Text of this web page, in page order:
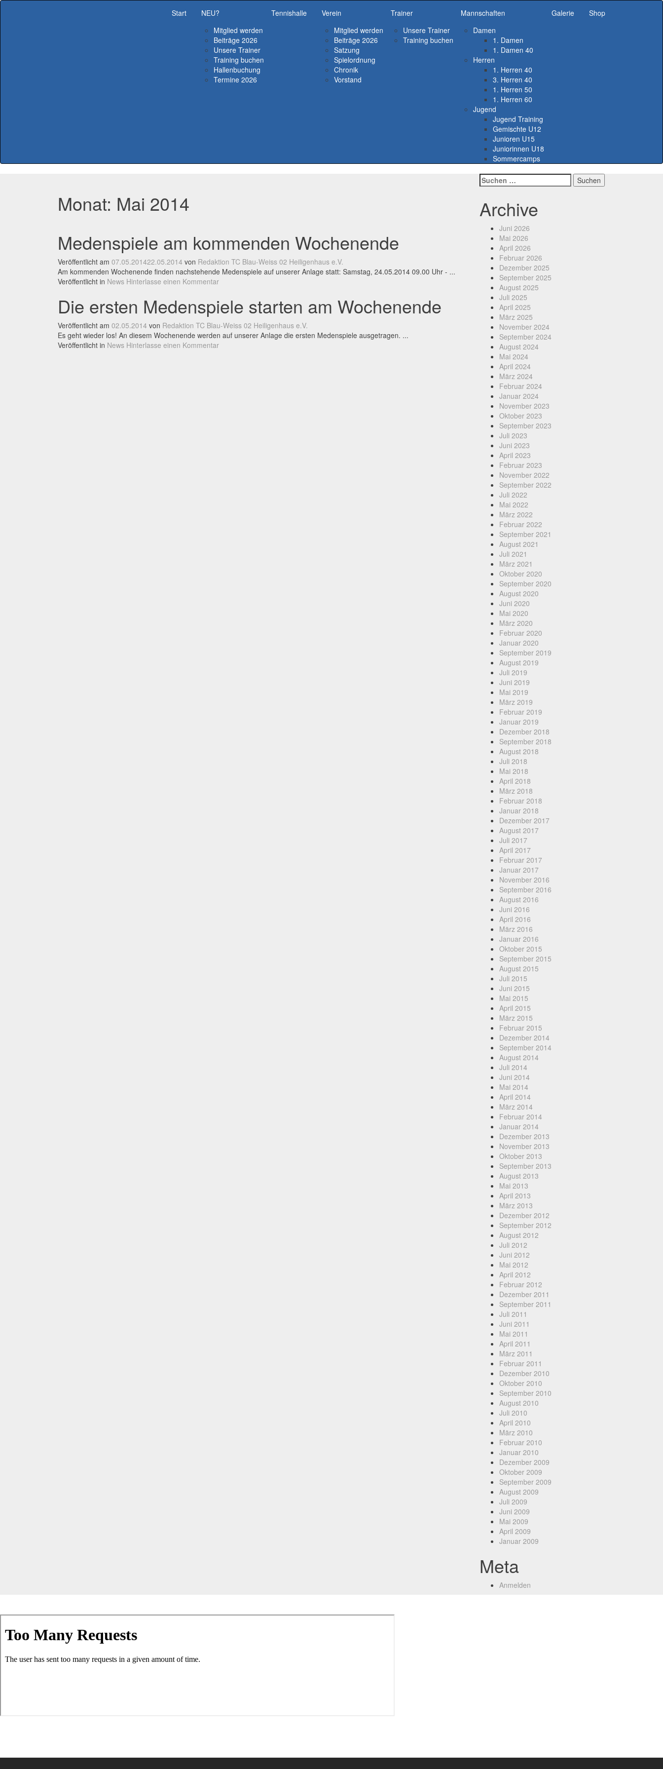
Start
NEU?
Mitglied werden
Beiträge 2026
Unsere Trainer
Training buchen
Hallenbuchung
Termine 2026
Tennishalle
Verein
Mitglied werden
Beiträge 2026
Satzung
Spielordnung
Chronik
Vorstand
Trainer
Unsere Trainer
Training buchen
Mannschaften
Damen
1. Damen
1. Damen 40
Herren
1. Herren 40
3. Herren 40
1. Herren 50
1. Herren 60
Jugend
Jugend Training
Gemischte U12
Junioren U15
Juniorinnen U18
Sommercamps
Galerie Shop
Monat: Mai 2014
Medenspiele am kommenden Wochenende
Veröffentlicht am 07.05.201422.05.2014 von Redaktion TC Blau-Weiss 02 Heiligenhaus e.V.
Am kommenden Wochenende finden nachstehende Medenspiele auf unserer Anlage statt: Samstag, 24.05.2014 09.00 Uhr - ...
Veröffentlicht in News Hinterlasse einen Kommentar
Die ersten Medenspiele starten am Wochenende
Veröffentlicht am 02.05.2014 von Redaktion TC Blau-Weiss 02 Heiligenhaus e.V.
Es geht wieder los! An diesem Wochenende werden auf unserer Anlage die ersten Medenspiele ausgetragen. ...
Veröffentlicht in News Hinterlasse einen Kommentar
Suchen
nach:
Archive
Juni 2026
Mai 2026
April 2026
Februar 2026
Dezember 2025
September 2025
August 2025
Juli 2025
April 2025
März 2025
November 2024
September 2024
August 2024
Mai 2024
April 2024
März 2024
Februar 2024
Januar 2024
November 2023
Oktober 2023
September 2023
Juli 2023
Juni 2023
April 2023
Februar 2023
November 2022
September 2022
Juli 2022
Mai 2022
März 2022
Februar 2022
September 2021
August 2021
Juli 2021
März 2021
Oktober 2020
September 2020
August 2020
Juni 2020
Mai 2020
März 2020
Februar 2020
Januar 2020
September 2019
August 2019
Juli 2019
Juni 2019
Mai 2019
März 2019
Februar 2019
Januar 2019
Dezember 2018
September 2018
August 2018
Juli 2018
Mai 2018
April 2018
März 2018
Februar 2018
Januar 2018
Dezember 2017
August 2017
Juli 2017
April 2017
Februar 2017
Januar 2017
November 2016
September 2016
August 2016
Juni 2016
April 2016
März 2016
Januar 2016
Oktober 2015
September 2015
August 2015
Juli 2015
Juni 2015
Mai 2015
April 2015
März 2015
Februar 2015
Dezember 2014
September 2014
August 2014
Juli 2014
Juni 2014
Mai 2014
April 2014
März 2014
Februar 2014
Januar 2014
Dezember 2013
November 2013
Oktober 2013
September 2013
August 2013
Mai 2013
April 2013
März 2013
Dezember 2012
September 2012
August 2012
Juli 2012
Juni 2012
Mai 2012
April 2012
Februar 2012
Dezember 2011
September 2011
Juli 2011
Juni 2011
Mai 2011
April 2011
März 2011
Februar 2011
Dezember 2010
Oktober 2010
September 2010
August 2010
Juli 2010
April 2010
März 2010
Februar 2010
Januar 2010
Dezember 2009
Oktober 2009
September 2009
August 2009
Juli 2009
Juni 2009
Mai 2009
April 2009
Januar 2009
Meta
Anmelden